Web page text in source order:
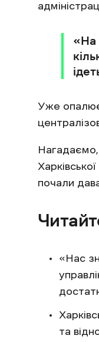
«На
Уже
Нагадаємо,
почали
«Нас
та